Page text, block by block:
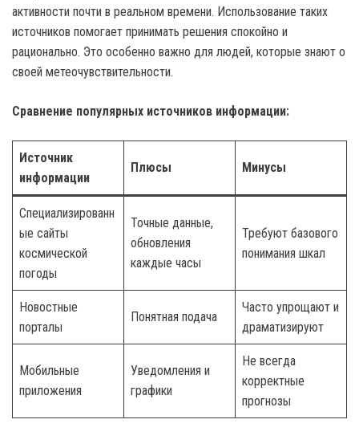
активности почти в реальном времени. Использование таких
источников помогает принимать решения спокойно и
рационально. Это особенно важно для людей, которые знают о
своей метеочувствительности.
Сравнение популярных источников информации:
Источник
информации
Плюсы Минусы
Специализированн
ые сайты
космической
погоды
Точные данные,
обновления
каждые часы
Требуют базового
понимания шкал
Новостные
порталы
Понятная подача
Часто упрощают и
драматизируют
Мобильные
приложения
Уведомления и
графики
Не всегда
корректные
прогнозы